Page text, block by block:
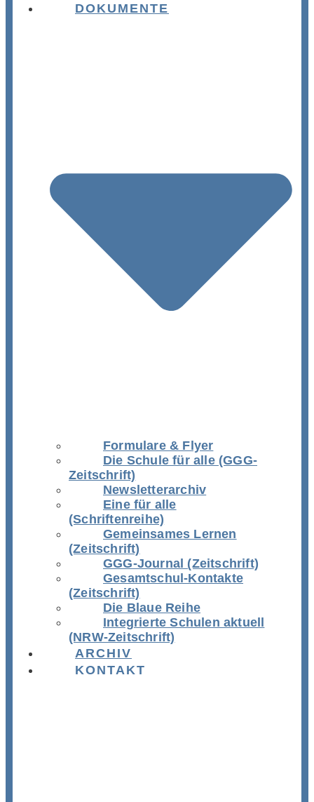
DOKUMENTE
Formulare & Flyer
Die Schule für alle (GGG-
Zeitschrift)
Newsletterarchiv
Eine für alle
(Schriftenreihe)
Gemeinsames Lernen
(Zeitschrift)
GGG-Journal (Zeitschrift)
Gesamtschul-Kontakte
(Zeitschrift)
Die Blaue Reihe
Integrierte Schulen aktuell
(NRW-Zeitschrift)
ARCHIV
KONTAKT